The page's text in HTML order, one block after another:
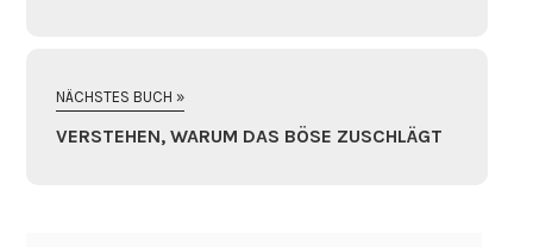
NÄCHSTES BUCH »
VERSTEHEN, WARUM DAS BÖSE ZUSCHLÄGT